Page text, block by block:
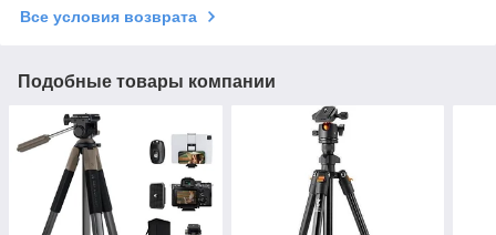
Все условия возврата
Подобные товары компании